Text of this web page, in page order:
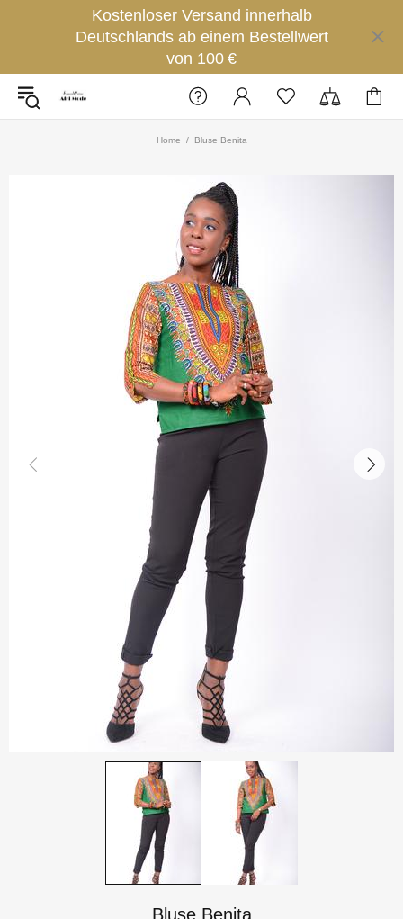
Kostenloser Versand innerhalb
Deutschlands ab einem Bestellwert
von 100 €
Home Bluse Benita
Bluse Benita